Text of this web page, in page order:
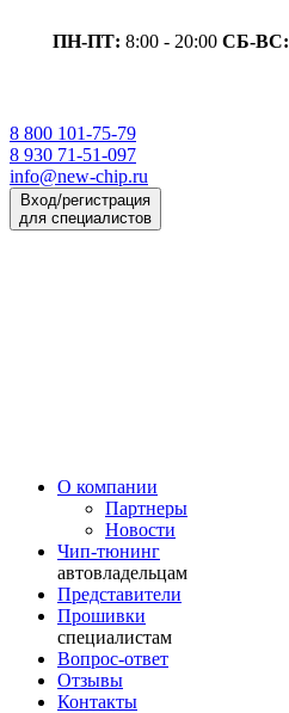
ПН-ПТ: 8:00 - 20:00 СБ-ВС:
8 800 101-75-79
8 930 71-51-097
info@new-chip.ru
Вход/регистрация
для специалистов
О компании
Партнеры
Новости
Чип-тюнинг
автовладельцам
Представители
Прошивки
специалистам
Вопрос-ответ
Отзывы
Контакты